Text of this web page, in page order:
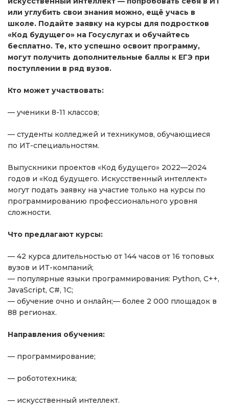
или углубить свои знания можно, ещё учась в
школе. Подайте заявку на курсы для подростков
«Код будущего» на Госуслугах и обучайтесь
бесплатно. Те, кто успешно освоит программу,
могут получить дополнительные баллы к ЕГЭ при
поступлении в ряд вузов.
Кто может участвовать:
— ученики 8-11 классов;
— студенты колледжей и техникумов, обучающиеся
по ИТ-специальностям.
Выпускники проектов «Код будущего» 2022—2024
годов и «Код будущего. Искусственный интеллект»
могут подать заявку на участие только на курсы по
программированию профессионального уровня
сложности.
Что предлагают курсы:
— 42 курса длительностью от 144 часов от 16 топовых
вузов и ИТ-компаний;
— популярные языки программирования: Python, C++,
JavaScript, C#, 1С;
— обучение очно и онлайн;— более 2 000 площадок в
88 регионах.
Направления обучения:
— программирование;
— робототехника;
— искусственный интеллект.